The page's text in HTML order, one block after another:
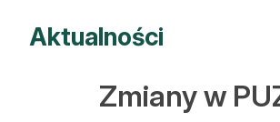
Artykuły
Hodowla lasu
Aktualności
Zmiany w